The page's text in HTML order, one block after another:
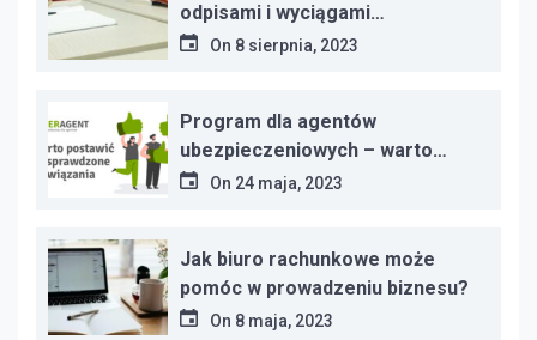
odpisami i wyciągami
dokumentów – kluczowe
On 8 sierpnia, 2023
Program dla agentów
ubezpieczeniowych – warto
postawić na sprawdzone
On 24 maja, 2023
Jak biuro rachunkowe może
pomóc w prowadzeniu biznesu?
On 8 maja, 2023